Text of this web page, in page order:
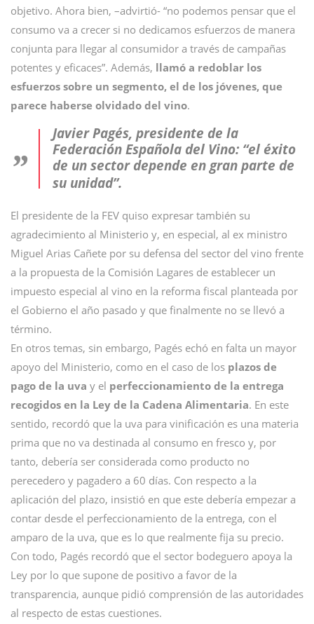
objetivo. Ahora bien, –advirtió- “no podemos pensar que el
consumo va a crecer si no dedicamos esfuerzos de manera
conjunta para llegar al consumidor a través de campañas
potentes y eficaces”. Además, llamó a redoblar los
esfuerzos sobre un segmento, el de los jóvenes, que
parece haberse olvidado del vino.
Javier Pagés, presidente de la
Federación Española del Vino: “el éxito
de un sector depende en gran parte de
su unidad”.
El presidente de la FEV quiso expresar también su
agradecimiento al Ministerio y, en especial, al ex ministro
Miguel Arias Cañete por su defensa del sector del vino frente
a la propuesta de la Comisión Lagares de establecer un
impuesto especial al vino en la reforma fiscal planteada por
el Gobierno el año pasado y que finalmente no se llevó a
término.
En otros temas, sin embargo, Pagés echó en falta un mayor
apoyo del Ministerio, como en el caso de los plazos de
pago de la uva y el perfeccionamiento de la entrega
recogidos en la Ley de la Cadena Alimentaria. En este
sentido, recordó que la uva para vinificación es una materia
prima que no va destinada al consumo en fresco y, por
tanto, debería ser considerada como producto no
perecedero y pagadero a 60 días. Con respecto a la
aplicación del plazo, insistió en que este debería empezar a
contar desde el perfeccionamiento de la entrega, con el
amparo de la uva, que es lo que realmente fija su precio.
Con todo, Pagés recordó que el sector bodeguero apoya la
Ley por lo que supone de positivo a favor de la
transparencia, aunque pidió comprensión de las autoridades
al respecto de estas cuestiones.